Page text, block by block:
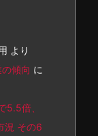
より
傾向 に
5.5倍、
その6